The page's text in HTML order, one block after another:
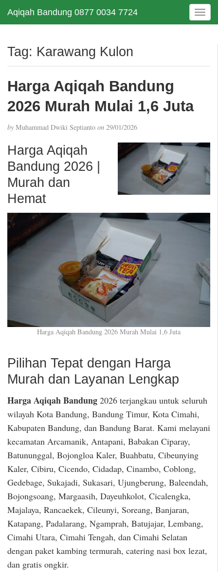
Aqiqah Bandung 0877 0034 7724
T
o
e
t
Tag: Karawang Kulon
Harga Aqiqah Bandung
2026 Murah Mulai 1,6 Juta
by Muhammad Dwiki Septianto on 29/01/2026
Harga Aqiqah
Bandung 2026 |
Murah dan
Hemat
Harga Aqiqah Bandung 2026 Murah Mulai 1,6 Juta
Pilihan Tepat dengan Harga
Murah dan Layanan Lengkap
Harga Aqiqah Bandung 2026 terjangkau untuk seluruh
wilayah Kota Bandung, Bandung Timur, Kota Cimahi,
Kabupaten Bandung, dan Bandung Barat. Kami melayani
kecamatan Arcamanik, Antapani, Babakan Ciparay,
Batununggal, Bojongloa Kaler, Buahbatu, Cibeunying
Kaler, Cibiru, Cicendo, Cidadap, Cinambo, Coblong,
Gedebage, Sukajadi, Sukasari, Ujungberung, Baleendah,
Bojongsoang, Margaasih, Dayeuhkolot, Cicalengka,
Majalaya, Rancaekek, Cileunyi, Soreang, Banjaran,
Katapang, Padalarang, Ngamprah, Batujajar, Lembang,
Cimahi Utara, Cimahi Tengah, dan Cimahi Selatan
dengan paket kambing termurah, catering nasi box lezat,
dan gratis ongkir.